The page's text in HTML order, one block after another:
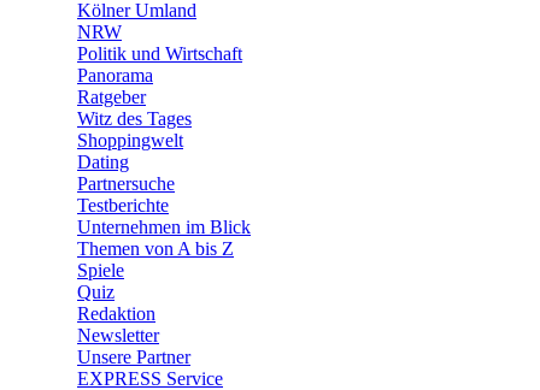
Kölner Umland
NRW
Politik und Wirtschaft
Panorama
Ratgeber
Witz des Tages
Shoppingwelt
Dating
Partnersuche
Testberichte
Unternehmen im Blick
Themen von A bis Z
Spiele
Quiz
Redaktion
Newsletter
Unsere Partner
EXPRESS Service